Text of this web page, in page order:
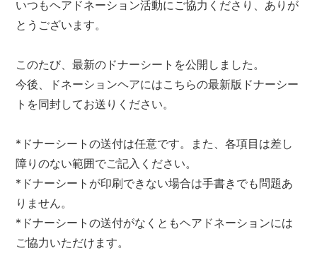
いつもヘアドネーション活動にご協力くださり、ありが
とうございます。
このたび、最新のドナーシートを公開しました。
今後、ドネーションヘアにはこちらの最新版ドナーシー
トを同封してお送りください。
*ドナーシートの送付は任意です。また、各項目は差し
障りのない範囲でご記入ください。
*ドナーシートが印刷できない場合は手書きでも問題あ
りません。
*ドナーシートの送付がなくともヘアドネーションには
ご協力いただけます。